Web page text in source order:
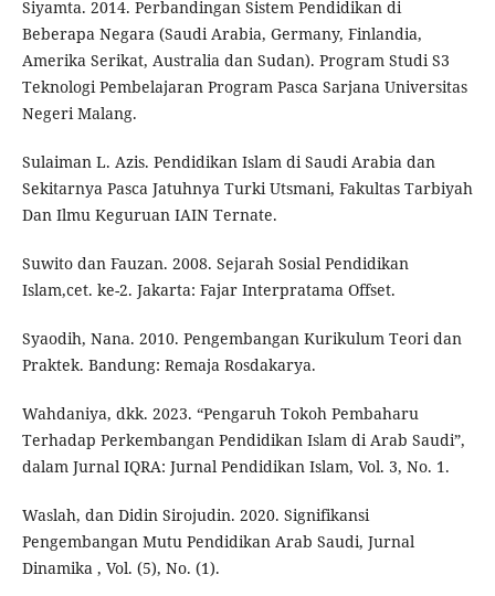
Siyamta. 2014. Perbandingan Sistem Pendidikan di
Beberapa Negara (Saudi Arabia, Germany, Finlandia,
Amerika Serikat, Australia dan Sudan). Program Studi S3
Teknologi Pembelajaran Program Pasca Sarjana Universitas
Negeri Malang.
Sulaiman L. Azis. Pendidikan Islam di Saudi Arabia dan
Sekitarnya Pasca Jatuhnya Turki Utsmani, Fakultas Tarbiyah
Dan Ilmu Keguruan IAIN Ternate.
Suwito dan Fauzan. 2008. Sejarah Sosial Pendidikan
Islam,cet. ke-2. Jakarta: Fajar Interpratama Offset.
Syaodih, Nana. 2010. Pengembangan Kurikulum Teori dan
Praktek. Bandung: Remaja Rosdakarya.
Wahdaniya, dkk. 2023. “Pengaruh Tokoh Pembaharu
Terhadap Perkembangan Pendidikan Islam di Arab Saudi”,
dalam Jurnal IQRA: Jurnal Pendidikan Islam, Vol. 3, No. 1.
Waslah, dan Didin Sirojudin. 2020. Signifikansi
Pengembangan Mutu Pendidikan Arab Saudi, Jurnal
Dinamika , Vol. (5), No. (1).